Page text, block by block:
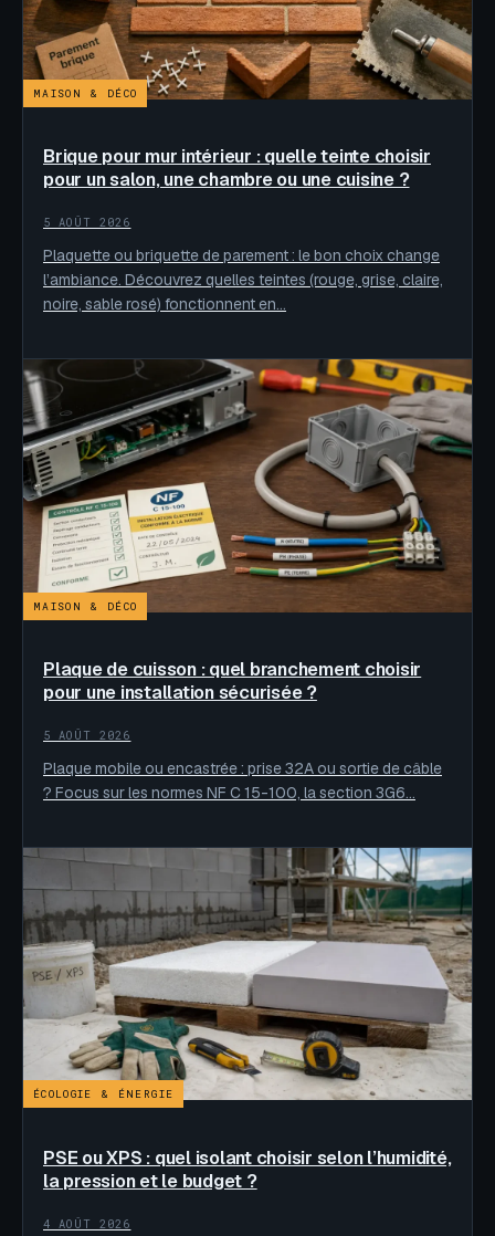
MAISON & DÉCO
Brique pour mur intérieur : quelle teinte choisir
pour un salon, une chambre ou une cuisine ?
5 AOÛT 2026
Plaquette ou briquette de parement : le bon choix change
l’ambiance. Découvrez quelles teintes (rouge, grise, claire,
noire, sable rosé) fonctionnent en…
MAISON & DÉCO
Plaque de cuisson : quel branchement choisir
pour une installation sécurisée ?
5 AOÛT 2026
Plaque mobile ou encastrée : prise 32A ou sortie de câble
? Focus sur les normes NF C 15-100, la section 3G6…
ÉCOLOGIE & ÉNERGIE
PSE ou XPS : quel isolant choisir selon l’humidité,
la pression et le budget ?
4 AOÛT 2026